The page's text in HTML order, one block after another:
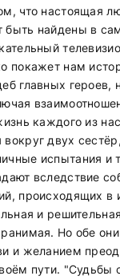
что настоящая
быть найдены в
покажет нам
главных героев,
каждого из
вокруг двух
испытания и
вследствие
происходящих в
и
Но обе
и желанием
пути. "Судьбы